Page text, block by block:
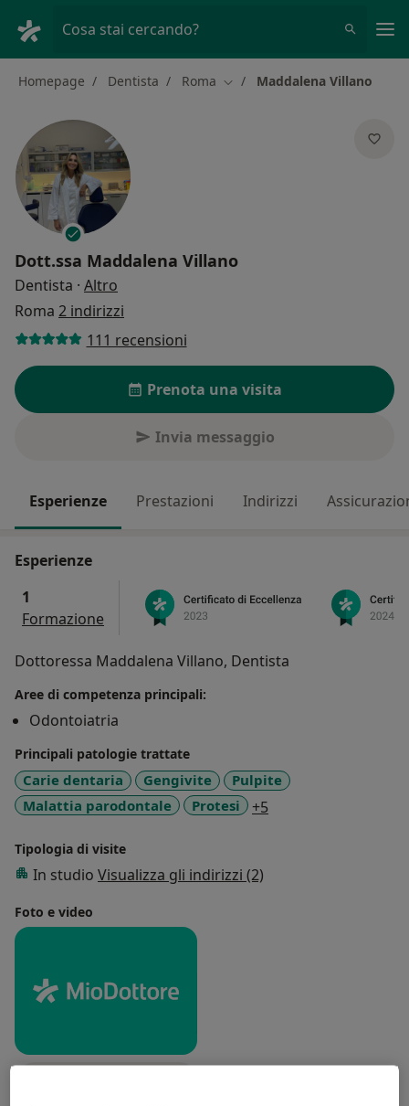
Cosa stai cercando?
Homepage Dentista Roma Cambia città
Maddalena Villano
Dott.ssa Maddalena Villano
Dentista · Altro
Roma 2 indirizzi
111 recensioni
Prenota una visita
Invia messaggio
Esperienze Prestazioni Indirizzi
Esperienze
1
Formazione
Dottoressa Maddalena Villano, Dentista
Aree di competenza principali:
Odontoiatria
Principali patologie trattate
Carie dentaria Gengivite
Pulpite
Malattia parodontale
Protesi +5
Tipologia di visite
In studio Visualizza gli indirizzi (2)
Foto e video